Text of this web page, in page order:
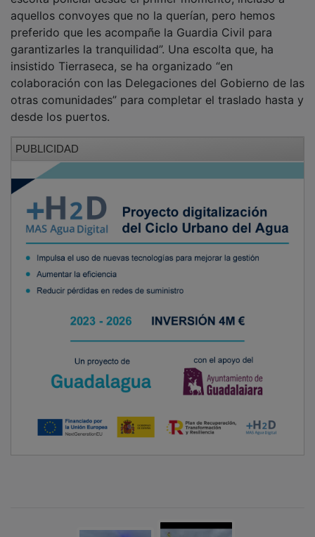
escolta policial desde el primer momento, incluso a
aquellos convoyes que no la querían, pero hemos
preferido que les acompañe la Guardia Civil para
garantizarles la tranquilidad”. Una escolta que, ha
insistido Tierraseca, se ha organizado “en
colaboración con las Delegaciones del Gobierno de las
otras comunidades” para completar el traslado hasta y
desde los puertos.